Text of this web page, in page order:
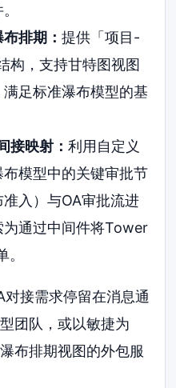
排期： 提供「项目-
构，支持甘特图视图
足标准瀑布模型的基
接映射： 利用自定义
模型中的关键审批节
入）与OA审批流进
通过中间件将Tower
对接需求停留在消息通
团队，或以敏捷为
布排期视图的外包服